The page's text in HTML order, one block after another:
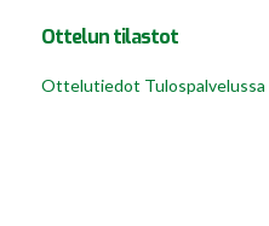
Ottelun tilastot
Ottelutiedot Tulospalvelussa